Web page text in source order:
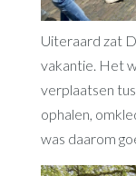
Uiteraard zat
vakantie. Het
verplaatsen
ophalen,
was daarom